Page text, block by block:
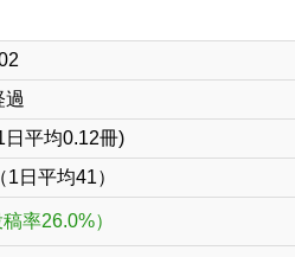
過
日平均0.12冊)
日平均41）
率26.0%）